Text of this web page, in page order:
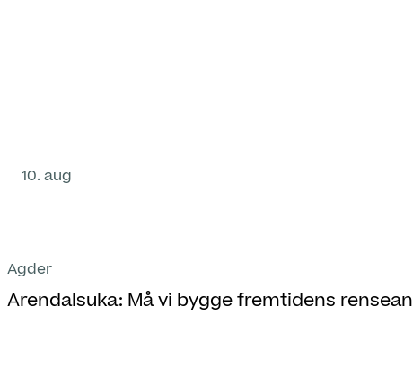
10. aug
Agder
Arendalsuka: Må vi bygge fremtidens